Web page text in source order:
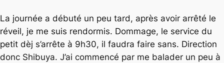
La journée a débuté un peu tard, après avoir arrêté le
réveil, je me suis rendormis. Dommage, le service du
petit dèj s’arrête à 9h30, il faudra faire sans. Direction
donc Shibuya. J’ai commencé par me balader un peu à